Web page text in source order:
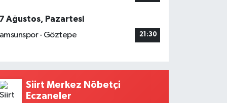
Ağustos, Pazartesi
- Göztepe
21:30
Siirt Merkez Nöbetçi
Eczaneler